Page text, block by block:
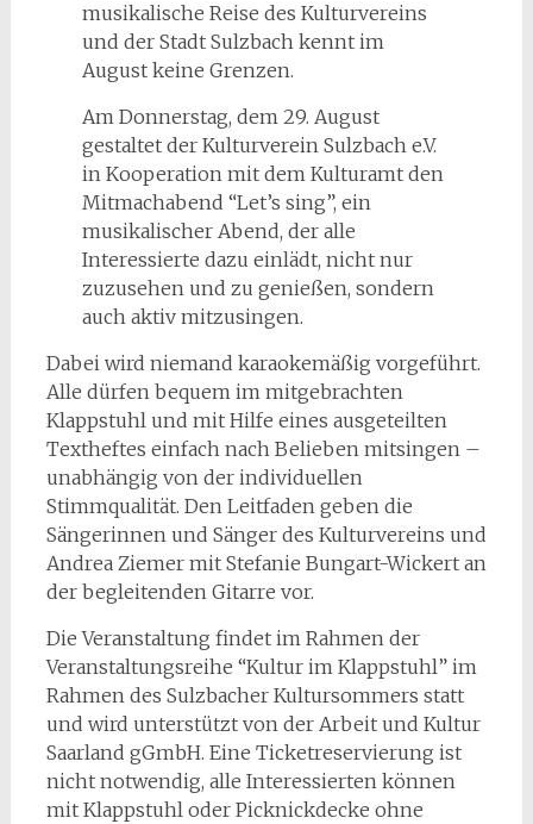
musikalische Reise des Kulturvereins
und der Stadt Sulzbach kennt im
August keine Grenzen.
Am Donnerstag, dem 29. August
gestaltet der Kulturverein Sulzbach e.V.
in Kooperation mit dem Kulturamt den
Mitmachabend “Let’s sing”, ein
musikalischer Abend, der alle
Interessierte dazu einlädt, nicht nur
zuzusehen und zu genießen, sondern
auch aktiv mitzusingen.
Dabei wird niemand karaokemäßig vorgeführt.
Alle dürfen bequem im mitgebrachten
Klappstuhl und mit Hilfe eines ausgeteilten
Textheftes einfach nach Belieben mitsingen –
unabhängig von der individuellen
Stimmqualität. Den Leitfaden geben die
Sängerinnen und Sänger des Kulturvereins und
Andrea Ziemer mit Stefanie Bungart-Wickert an
der begleitenden Gitarre vor.
Die Veranstaltung findet im Rahmen der
Veranstaltungsreihe “Kultur im Klappstuhl” im
Rahmen des Sulzbacher Kultursommers statt
und wird unterstützt von der Arbeit und Kultur
Saarland gGmbH. Eine Ticketreservierung ist
nicht notwendig, alle Interessierten können
mit Klappstuhl oder Picknickdecke ohne